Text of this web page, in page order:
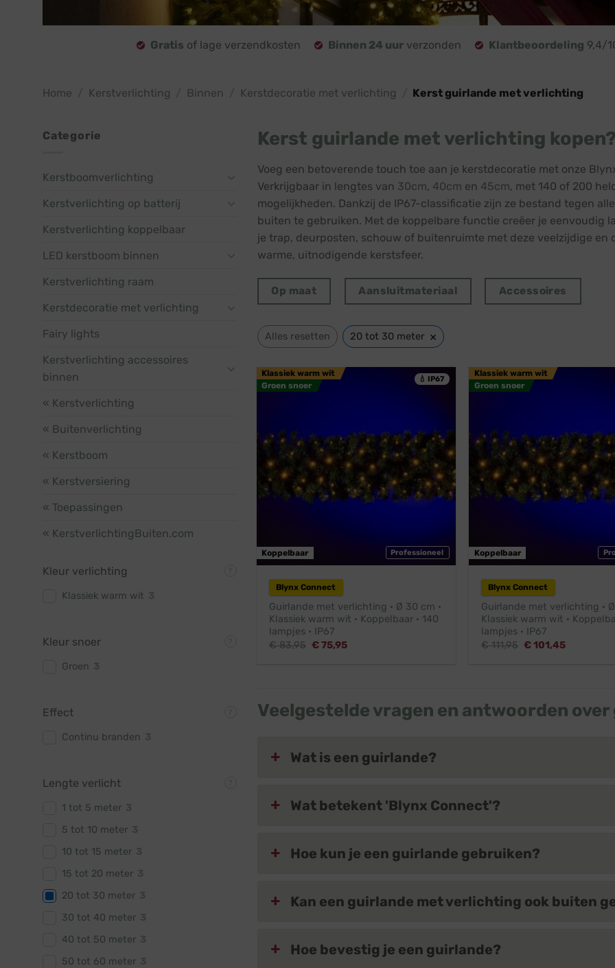
Gratis of lage verzendkosten Binnen 24 uur verzonden Klantbeoordeling 9,4/
Home Kerstverlichting Binnen Kerstdecoratie met verlichting Kerst guirlande met verlichting
Categorie
Kerstboomverlichting
Kerstverlichting op batterij
Kerstverlichting koppelbaar
LED kerstboom binnen
Kerstverlichting raam
Kerstdecoratie met verlichting
Fairy lights
Kerstverlichting accessoires
binnen
« Kerstverlichting
« Buitenverlichting
« Kerstboom
« Kerstversiering
« Toepassingen
« KerstverlichtingBuiten.com
Kleur verlichting
Klassiek warm wit
Kleur snoer
Groen
Effect
Continu branden
Lengte verlicht
1 tot 5 meter
5 tot 10 meter
10 tot 15 meter
15 tot 20 meter
20 tot 30 meter
30 tot 40 meter
40 tot 50 meter
50 tot 60 meter
Kerst guirlande met verlichting kopen?
Voeg een betoverende touch toe aan je kerstdecoratie met onze
Verkrijgbaar in lengtes van 30cm, 40cm en 45cm, met 140 of 200
mogelijkheden. Dankzij de IP67-classificatie zijn ze bestand tegen
buiten te gebruiken. Met de koppelbare functie creëer je eenvoudig
je trap, deurposten, schouw of buitenruimte met deze veelzijdige
warme, uitnodigende kerstsfeer.
Op maat Aansluitmateriaal Accessoires
Alles resetten 20 tot 30 meter ×
💧 IP67
Professioneel
Klassiek warm wit
Groen snoer
Koppelbaar
Blynx Connect
Guirlande met verlichting · Ø 30 cm ·
Klassiek warm wit · Koppelbaar · 140
lampjes · IP67
€83,95 Oorspronkelijke
€75,95Huidige
Klassiek warm wit
Groen snoer
Koppelbaar
Blynx Connect
Guirlande met verlichting ·
Klassiek warm wit ·
lampjes · IP67
€111,95 Oorspronkelijke
€101,45Huidige
Veelgestelde vragen en antwoorden
Wat is een guirlande?
Wat betekent 'Blynx Connect'?
Hoe kun je een guirlande gebruiken?
Kan een guirlande met verlichting ook buiten
Hoe bevestig je een guirlande?